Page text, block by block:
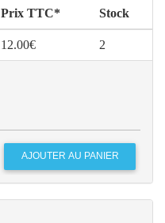
Prix TTC* Stock
12.00€ 2